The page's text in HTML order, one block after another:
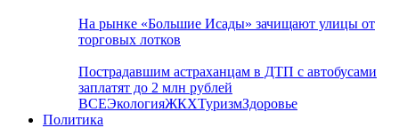
На рынке «Большие Исады» зачищают улицы от
торговых лотков
Пострадавшим астраханцам в ДТП с автобусами
заплатят до 2 млн рублей
ВСЕЭкологияЖКХТуризмЗдоровье
Политика